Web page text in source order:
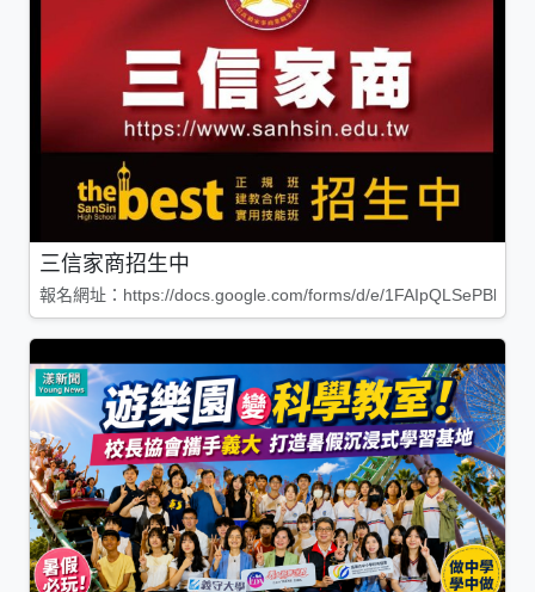
三信家商招生中
報名網址：https://docs.google.com/forms/d/e/